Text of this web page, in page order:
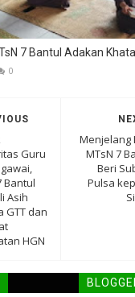
7 Bantul Adakan
0
Menjelang
MTsN 7
Beri
Pulsa
Guru
Bantul
Asih
GTT dan
HGN